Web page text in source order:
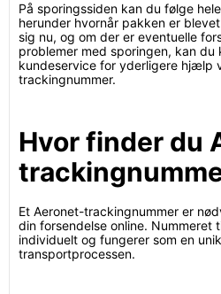
På sporingssiden kan du følge
herunder hvornår pakken er
sig nu, og om der er eventuelle
problemer med sporingen, kan du
kundeservice for yderligere hjælp
trackingnummer.
Hvor finder du
Et Aeronet-trackingnummer er
din forsendelse online. Nummeret
individuelt og fungerer som en
transportprocessen.